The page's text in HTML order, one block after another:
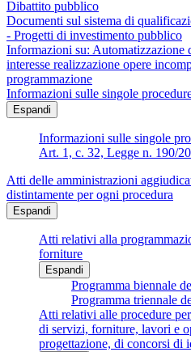
Dibattito pubblico
Documenti sul sistema di
- Progetti di investimento pubblico
Informazioni su: Automatizzazione
interesse realizzazione opere
programmazione
Informazioni sulle singole
Espandi
Informazioni sulle singole
Art. 1, c. 32, Legge n. 190/
Atti delle amministrazioni
distintamente per ogni procedura
Espandi
Atti relativi alla
forniture
Espandi
Programma biennale
Programma triennale
Atti relativi alle procedure
di servizi, forniture, lavori e
progettazione, di concorsi di